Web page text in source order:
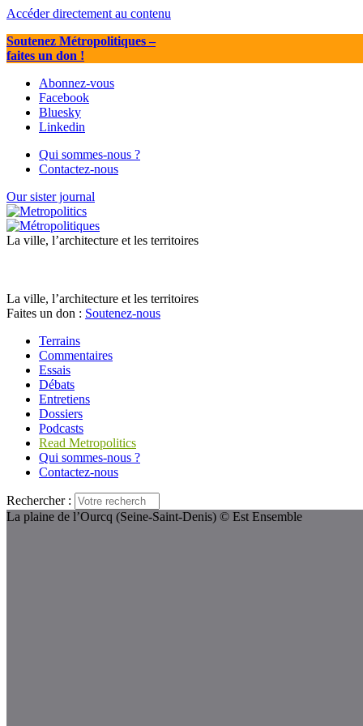
Accéder directement au contenu
Soutenez Métropolitiques–
faites un don !
Abonnez-vous
Facebook
Bluesky
Linkedin
Qui sommes-nous ?
Contactez-nous
Our sister journal
La ville, l’architecture et les territoires
La ville, l’architecture et les territoires
Faites un don : Soutenez-nous
Terrains
Commentaires
Essais
Débats
Entretiens
Dossiers
Podcasts
Read Metropolitics
Qui sommes-nous ?
Contactez-nous
Rechercher :
La plaine de l’Ourcq (Seine-Saint-Denis) © Est Ensemble